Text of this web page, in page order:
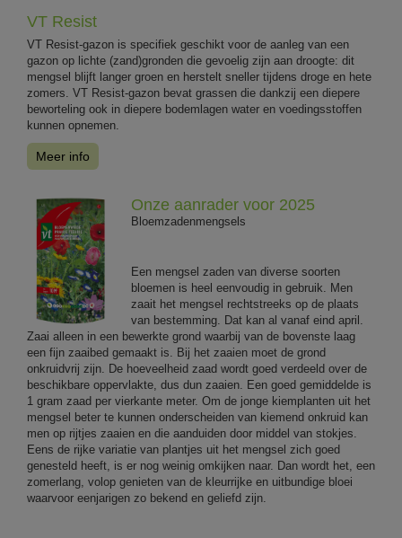
VT Resist
VT Resist-gazon is specifiek geschikt voor de aanleg van een
gazon op lichte (zand)gronden die gevoelig zijn aan droogte: dit
mengsel blijft langer groen en herstelt sneller tijdens droge en hete
zomers. VT Resist-gazon bevat grassen die dankzij een diepere
beworteling ook in diepere bodemlagen water en voedingsstoffen
kunnen opnemen.
Meer info
Onze aanrader voor 2025
Bloemzadenmengsels
Een mengsel zaden van diverse soorten
bloemen is heel eenvoudig in gebruik. Men
zaait het mengsel rechtstreeks op de plaats
van bestemming. Dat kan al vanaf eind april.
Zaai alleen in een bewerkte grond waarbij van de bovenste laag
een fijn zaaibed gemaakt is. Bij het zaaien moet de grond
onkruidvrij zijn. De hoeveelheid zaad wordt goed verdeeld over de
beschikbare oppervlakte, dus dun zaaien. Een goed gemiddelde is
1 gram zaad per vierkante meter. Om de jonge kiemplanten uit het
mengsel beter te kunnen onderscheiden van kiemend onkruid kan
men op rijtjes zaaien en die aanduiden door middel van stokjes.
Eens de rijke variatie van plantjes uit het mengsel zich goed
genesteld heeft, is er nog weinig omkijken naar. Dan wordt het, een
zomerlang, volop genieten van de kleurrijke en uitbundige bloei
waarvoor eenjarigen zo bekend en geliefd zijn.